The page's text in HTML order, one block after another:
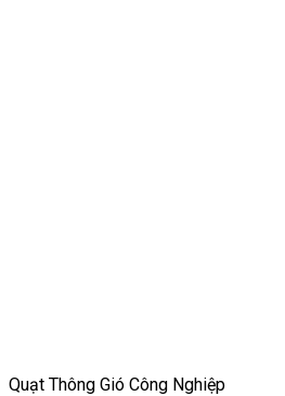
Quạt Thông Gió Công Nghiệp